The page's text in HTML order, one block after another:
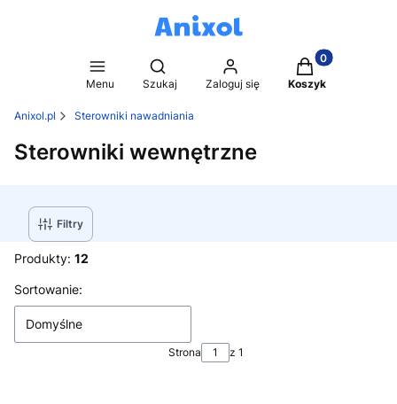
Menu
Otwórz wyszukiwarkę
Szukaj Zaloguj się
Produkty w
Koszyk
Anixol.pl Sterowniki nawadniania
Sterowniki wewnętrzne
Filtry
Produkty: 12
Lista produktów
Sortowanie:
Domyślne
Strona z 1